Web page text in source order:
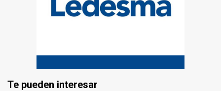
Te pueden interesar